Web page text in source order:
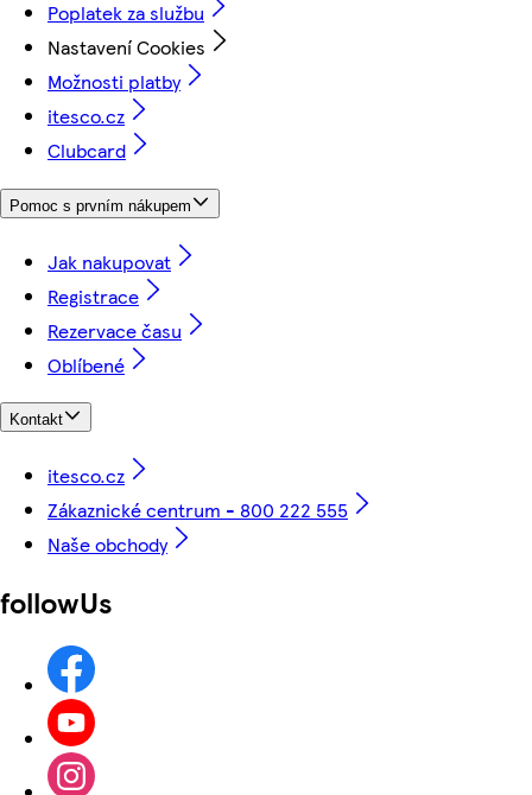
Poplatek za službu
Nastavení Cookies
Možnosti platby
itesco.cz
Clubcard
Pomoc s prvním nákupem
Jak nakupovat
Registrace
Rezervace času
Oblíbené
Kontakt
itesco.cz
Zákaznické centrum - 800 222 555
Naše obchody
followUs